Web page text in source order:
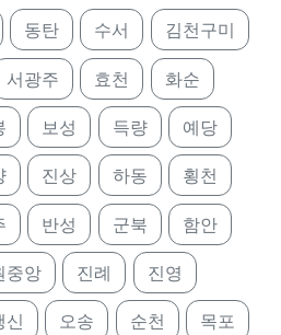
동탄 수서 김천구미
서광주 효천 화순
보성 득량 예당
진상 하동 횡천
반성 군북 함안
중앙 진례 진영
신 오송 순천 목포